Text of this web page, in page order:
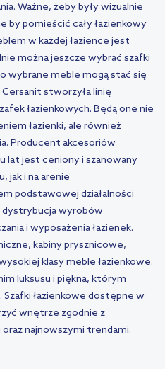
Ważne, żeby były wizualnie
by pomieścić cały łazienkowy
w każdej łazience jest
można jeszcze wybrać szafki
wybrane meble mogą stać się
stworzyła linię
łazienkowych. Będą one nie
łazienki, ale również
Producent akcesoriów
lat jest ceniony i szanowany
jak i na arenie
podstawowej działalności
dystrybucja wyrobów
i wyposażenia łazienek.
kabiny prysznicowe,
klasy meble łazienkowe.
luksusu i piękna, którym
łazienkowe dostępne w
wnętrze zgodnie z
najnowszymi trendami.